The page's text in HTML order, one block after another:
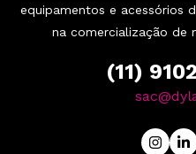
equipamentos e acessórios
na comercialização de
(11)